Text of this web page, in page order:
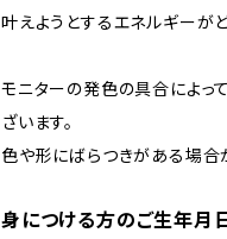
叶えようとするエネルギーが
モニターの発色の具合によっ
ざいます。
色や形にばらつきがある場合
身につける方のご生年月